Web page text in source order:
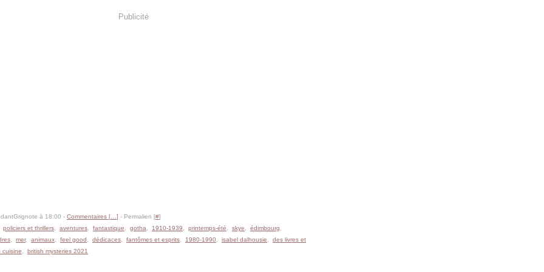
Publicité
à 18:00 - Commentaires [ ] - Permalien [#]
policiers et thrillers aventures fantastique gotha 1910-1939 printemps-été skye édimbourg
mer, animaux feel good dédicaces fantômes et esprits 1980-1990 isabel dalhousie
des livres et
cuisine
british mysteries 2021